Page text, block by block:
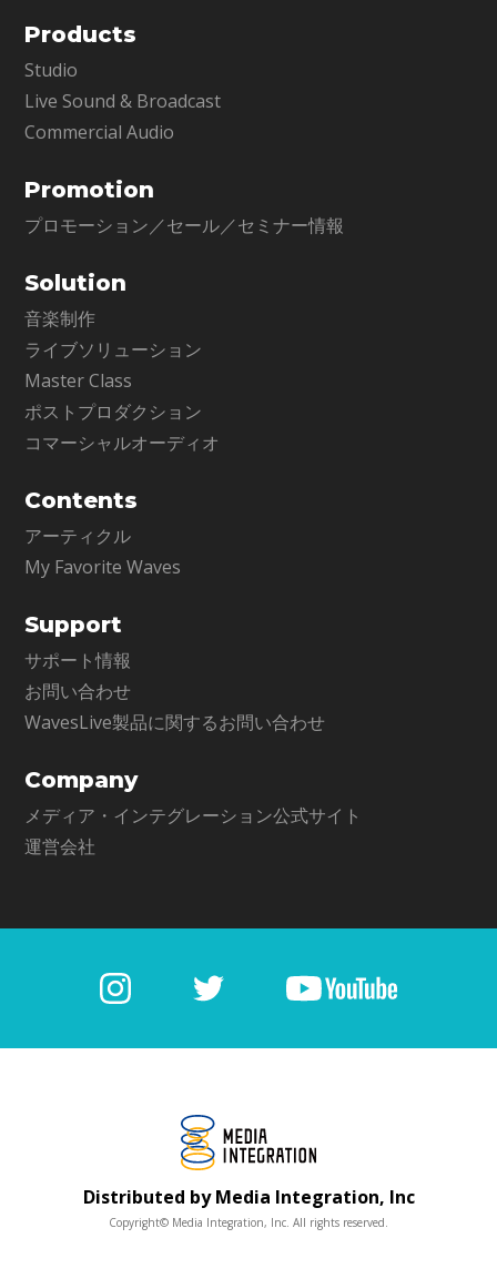
Products
Studio
Live Sound & Broadcast
Commercial Audio
Promotion
プロモーション／セール／セミナー情報
Solution
音楽制作
ライブソリューション
Master Class
ポストプロダクション
コマーシャルオーディオ
Contents
アーティクル
My Favorite Waves
Support
サポート情報
お問い合わせ
WavesLive製品に関するお問い合わせ
Company
メディア・インテグレーション公式サイト
運営会社
Distributed by Media Integration, Inc
Copyright© Media Integration, Inc. All rights reserved.